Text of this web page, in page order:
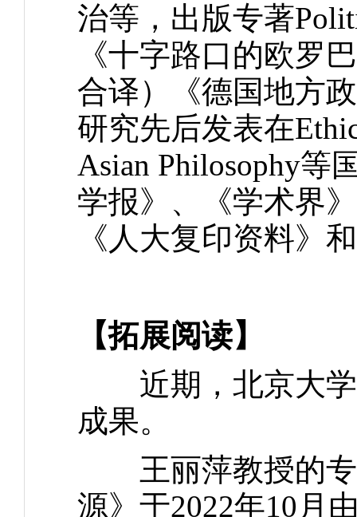
治等，出版专著
《十字路口的欧罗
合译）《德国地方
研究先后发表在
Asian Philosophy等
学报》、《学术界
《人大复印资料》
【拓展阅读】
近期，北京大学
成果。
王丽萍教授的专
源》于2022年10月